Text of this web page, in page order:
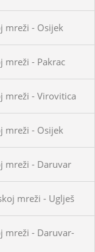
mreži - Osijek
mreži - Pakrac
mreži - Virovitica
mreži - Osijek
mreži - Daruvar
mreži - Uglješ
mreži - Daruvar-